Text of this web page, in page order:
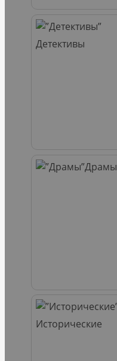
Детективы
Драмы
Исторические